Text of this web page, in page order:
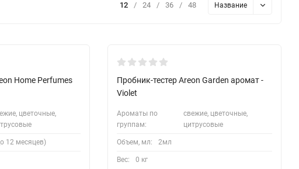
12 / 24 / 36 / 48 Название
Home Perfumes
цветочные,
12 месяцев)
Кожні 1500₴ чеку = 1 тестер
Пробник-тестер Areon Garden аромат -
Violet
Ароматы по
группам:
свежие, цветочные,
цитрусовые
Объем, мл: 2мл
Вес: 0 кг